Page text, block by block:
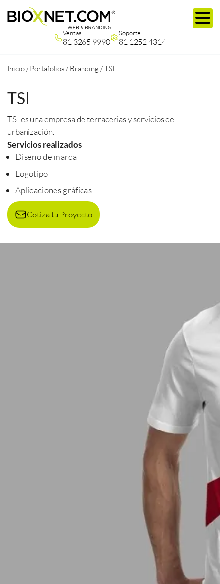
Ventas
81 3265 9990
Soporte
81 1252 4314
Inicio /Portafolios /Branding /TSI
TSI
TSI es una empresa de terracerias y servicios de
urbanización.
Servicios realizados
Diseño de marca
Logotipo
Aplicaciones gráficas
Cotiza tu Proyecto